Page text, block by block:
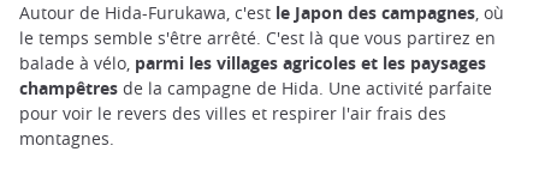
Autour de Hida-Furukawa, c'est le Japon des campagnes, où
le temps semble s'être arrêté. C'est là que vous partirez en
balade à vélo, parmi les villages agricoles et les paysages
champêtres de la campagne de Hida. Une activité parfaite
pour voir le revers des villes et respirer l'air frais des
montagnes.